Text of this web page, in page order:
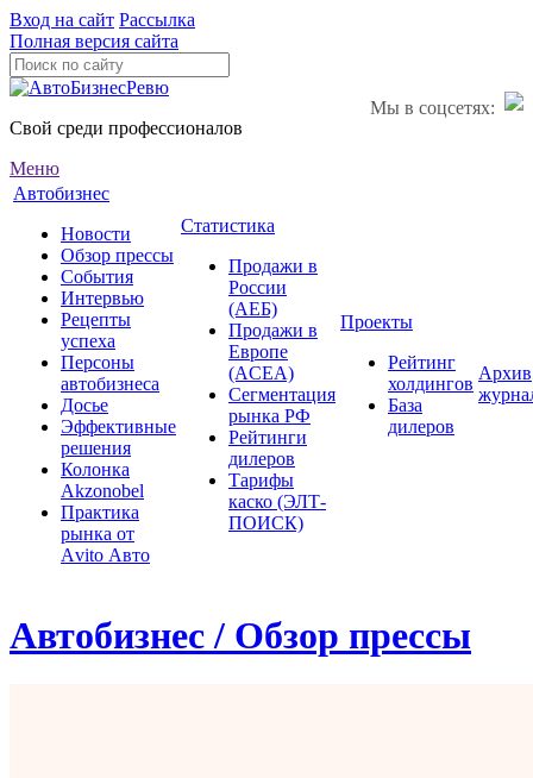
Вход на сайт Рассылка
Полная версия сайта
Мы в соцсетях:
Свой среди профессионалов
Меню
Автобизнес
Новости
Обзор прессы
События
Интервью
Рецепты
успеха
Персоны
автобизнеса
Досье
Эффективные
решения
Колонка
Akzonobel
Практика
рынка от
Аvito Авто
Статистика
Продажи в
России
(АЕБ)
Продажи в
Европе
(ACEA)
Сегментация
рынка РФ
Рейтинги
дилеров
Тарифы
каско (ЭЛТ-
ПОИСК)
Проекты
Рейтинг
холдингов
База
дилеров
Архив
Автобизнес / Обзор прессы